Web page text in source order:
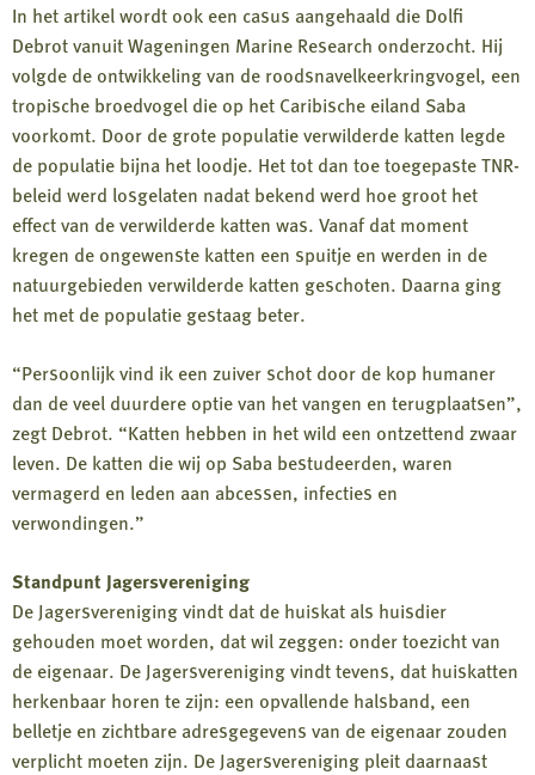
In het artikel wordt ook een casus aangehaald die Dolfi
Debrot vanuit Wageningen Marine Research onderzocht. Hij
volgde de ontwikkeling van de roodsnavelkeerkringvogel, een
tropische broedvogel die op het Caribische eiland Saba
voorkomt. Door de grote populatie verwilderde katten legde
de populatie bijna het loodje. Het tot dan toe toegepaste TNR-
beleid werd losgelaten nadat bekend werd hoe groot het
effect van de verwilderde katten was. Vanaf dat moment
kregen de ongewenste katten een spuitje en werden in de
natuurgebieden verwilderde katten geschoten. Daarna ging
het met de populatie gestaag beter.
“Persoonlijk vind ik een zuiver schot door de kop humaner
dan de veel duurdere optie van het vangen en terugplaatsen”,
zegt Debrot. “Katten hebben in het wild een ontzettend zwaar
leven. De katten die wij op Saba bestudeerden, waren
vermagerd en leden aan abcessen, infecties en
verwondingen.”
Standpunt Jagersvereniging
De Jagersvereniging vindt dat de huiskat als huisdier
gehouden moet worden, dat wil zeggen: onder toezicht van
de eigenaar. De Jagersvereniging vindt tevens, dat huiskatten
herkenbaar horen te zijn: een opvallende halsband, een
belletje en zichtbare adresgegevens van de eigenaar zouden
verplicht moeten zijn. De Jagersvereniging pleit daarnaast